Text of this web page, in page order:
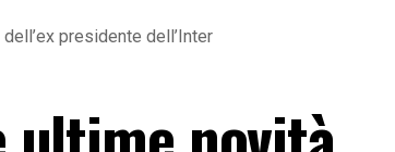
presidente dell’Inter